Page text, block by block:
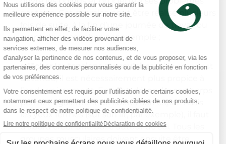
par terre. Cet exercice peut être réalisé plusieurs
fois de suite, à la fin d’une journée de travail ou
avant de se coucher, par exemple ;
relâcher les tensions musculaires: si le corps est
détendu, il est nécessairement plus propice à
l’endormissement. En effet, détendre son corps
permet également de libérer son esprit. Assis
les yeux fermés (sur son lit, par exemple), il faut
d’abord créer une bulle autour de soi. Tous les
groupes musculaires doivent ensuite être